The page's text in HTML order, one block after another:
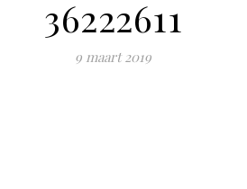
36222611
9 maart 2019